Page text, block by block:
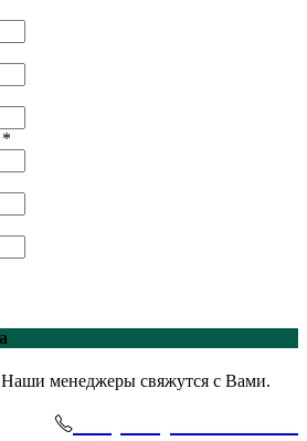
*
менеджеры свяжутся с Вами.